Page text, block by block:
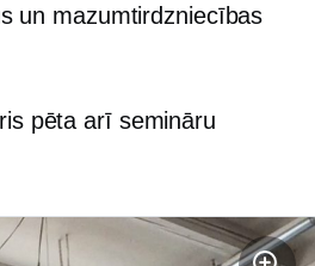
un mazumtirdzniecības
pēta arī semināru